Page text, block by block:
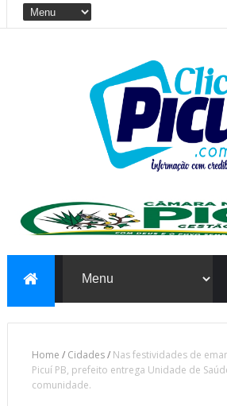
Home / Cidades/ Nas festividades de
Picuí PB, prefeito entrega Unidade de
comunidade.